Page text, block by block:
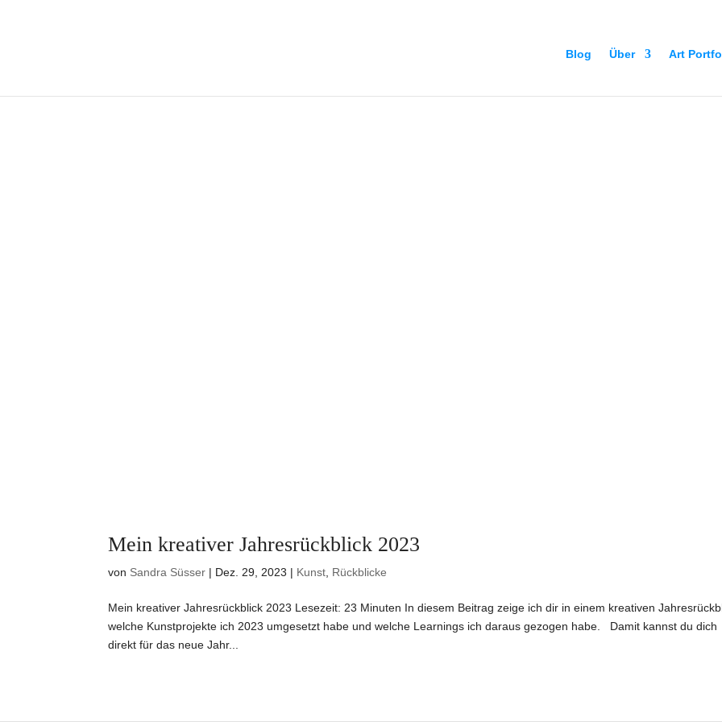
Blog Über Art
Mein kreativer Jahresrückblick 2023
von Sandra Süsser | Dez. 29, 2023 | Kunst Rückblicke
Mein kreativer Jahresrückblick 2023 Lesezeit: 23 Minuten In diesem Beitrag zeige ich dir in einem kreativen
welche Kunstprojekte ich 2023 umgesetzt habe und welche Learnings ich daraus gezogen habe. Damit kannst du dich
direkt für das neue Jahr...